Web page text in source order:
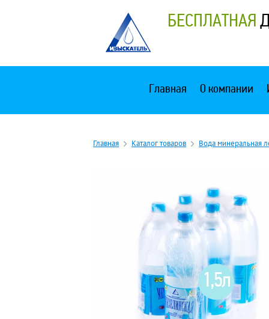
БЕСПЛАТНАЯ
Главная О компании
Главная Каталог товаров Вода минеральная
1,5л